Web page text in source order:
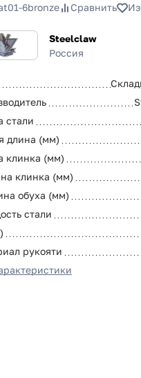
6bronze Сравнить
Steelclaw
Россия
стали
длина (мм)
клинка (мм)
клинка (мм)
обуха (мм)
стали
рукояти